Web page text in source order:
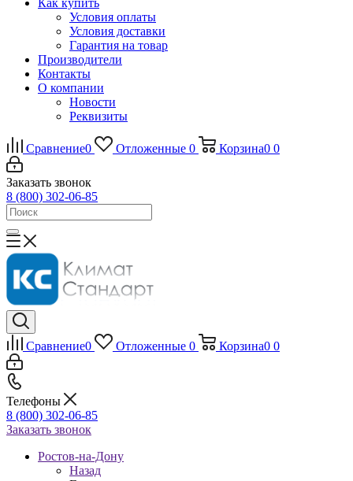
Как купить
Условия оплаты
Условия доставки
Гарантия на товар
Производители
Контакты
О компании
Новости
Реквизиты
Сравнение0 Отложенные 0 Корзина0 0
Заказать звонок
8 (800) 302-06-85
Сравнение0 Отложенные 0 Корзина0 0
Телефоны
8 (800) 302-06-85
Заказать звонок
Ростов-на-Дону
Назад